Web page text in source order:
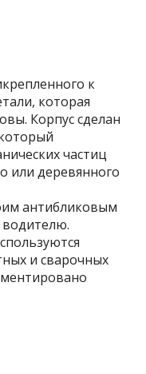
к
которая
Корпус сделан
частиц
или деревянного
антибликовым
и сварочных